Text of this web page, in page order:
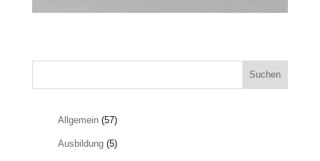
Suchen
Allgemein(57)
Ausbildung(5)